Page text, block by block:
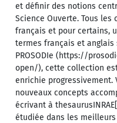
et définir des notions
Science Ouverte. Tous
français et pour certains,
termes français et anglais
PROSODIe (https://
open/), cette collection
enrichie progressivement.
nouveaux concepts
écrivant à
étudiée dans les